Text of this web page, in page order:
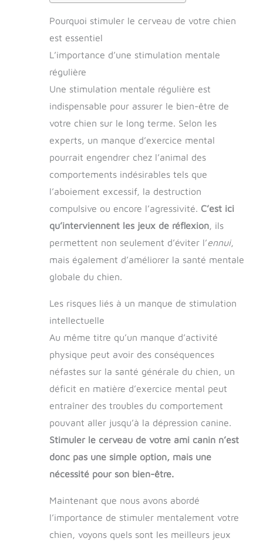
Pourquoi stimuler le cerveau de votre chien
est essentiel
L’importance d’une stimulation mentale
régulière
Une stimulation mentale régulière est
indispensable pour assurer le bien-être de
votre chien sur le long terme. Selon les
experts, un manque d’exercice mental
pourrait engendrer chez l’animal des
comportements indésirables tels que
l’aboiement excessif, la destruction
compulsive ou encore l’agressivité. C’est ici
qu’interviennent les jeux de réflexion, ils
permettent non seulement d’éviter l’ennui,
mais également d’améliorer la santé mentale
globale du chien.
Les risques liés à un manque de stimulation
intellectuelle
Au même titre qu’un manque d’activité
physique peut avoir des conséquences
néfastes sur la santé générale du chien, un
déficit en matière d’exercice mental peut
entraîner des troubles du comportement
pouvant aller jusqu’à la dépression canine.
Stimuler le cerveau de votre ami canin n’est
donc pas une simple option, mais une
nécessité pour son bien-être.
Maintenant que nous avons abordé
l’importance de stimuler mentalement votre
chien, voyons quels sont les meilleurs jeux